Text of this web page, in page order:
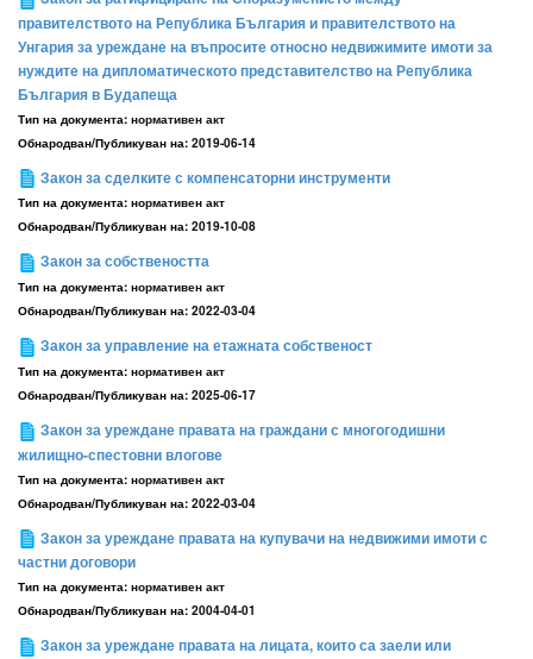
правителството на Република България и правителството на
Унгария за уреждане на въпросите относно недвижимите имоти за
нуждите на дипломатическото представителство на Република
България в Будапеща
Тип на документа: нормативен акт
Обнародван/Публикуван на: 2019-06-14
Закон за сделките с компенсаторни инструменти
Тип на документа: нормативен акт
Обнародван/Публикуван на: 2019-10-08
Закон за собствеността
Тип на документа: нормативен акт
Обнародван/Публикуван на: 2022-03-04
Закон за управление на етажната собственост
Тип на документа: нормативен акт
Обнародван/Публикуван на: 2025-06-17
Закон за уреждане правата на граждани с многогодишни
жилищно-спестовни влогове
Тип на документа: нормативен акт
Обнародван/Публикуван на: 2022-03-04
Закон за уреждане правата на купувачи на недвижими имоти с
частни договори
Тип на документа: нормативен акт
Обнародван/Публикуван на: 2004-04-01
Закон за уреждане правата на лицата, които са заели или